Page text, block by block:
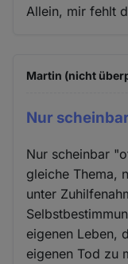
Allein, mir fehlt
Martin (nicht
Nur
Nur scheinbar
gleiche Thema,
unter
eigenen Leben,
eigenen Tod zu